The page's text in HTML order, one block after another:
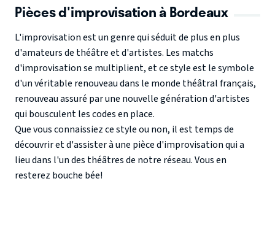
Pièces d'improvisation à Bordeaux
L'improvisation est un genre qui séduit de plus en plus
d'amateurs de théâtre et d'artistes. Les matchs
d'improvisation se multiplient, et ce style est le symbole
d'un véritable renouveau dans le monde théâtral français,
renouveau assuré par une nouvelle génération d'artistes
qui bousculent les codes en place.
Que vous connaissiez ce style ou non, il est temps de
découvrir et d'assister à une pièce d'improvisation qui a
lieu dans l'un des théâtres de notre réseau. Vous en
resterez bouche bée!